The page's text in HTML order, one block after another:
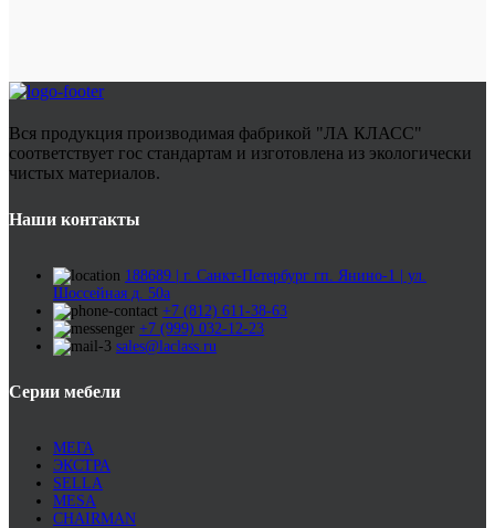
Вся продукция производимая фабрикой "ЛА КЛАСС"
соответствует гос стандартам и изготовлена из экологически
чистых материалов.
Наши контакты
188689 | г. Санкт-Петербург гп. Янино-1 | ул.
Шоссейная д. 50а
+7 (812) 611-38-63
+7 (999) 032-12-23
sales@laclass.ru
Серии мебели
МЕГА
ЭКСТРА
SELLA
MESA
CHAIRMAN